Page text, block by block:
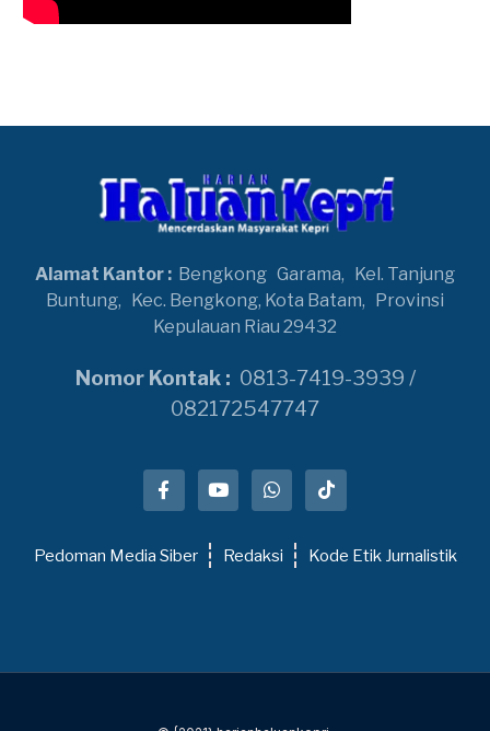
Alamat Kantor : Bengkong Garama,
Kel. Tanjung
Buntung,
Kec. Bengkong, Kota Batam,
Provinsi
Kepulauan Riau 29432
Nomor Kontak : 0813-7419-3939 /
082172547747
Pedoman Media Siber Redaksi Kode Etik Jurnalistik